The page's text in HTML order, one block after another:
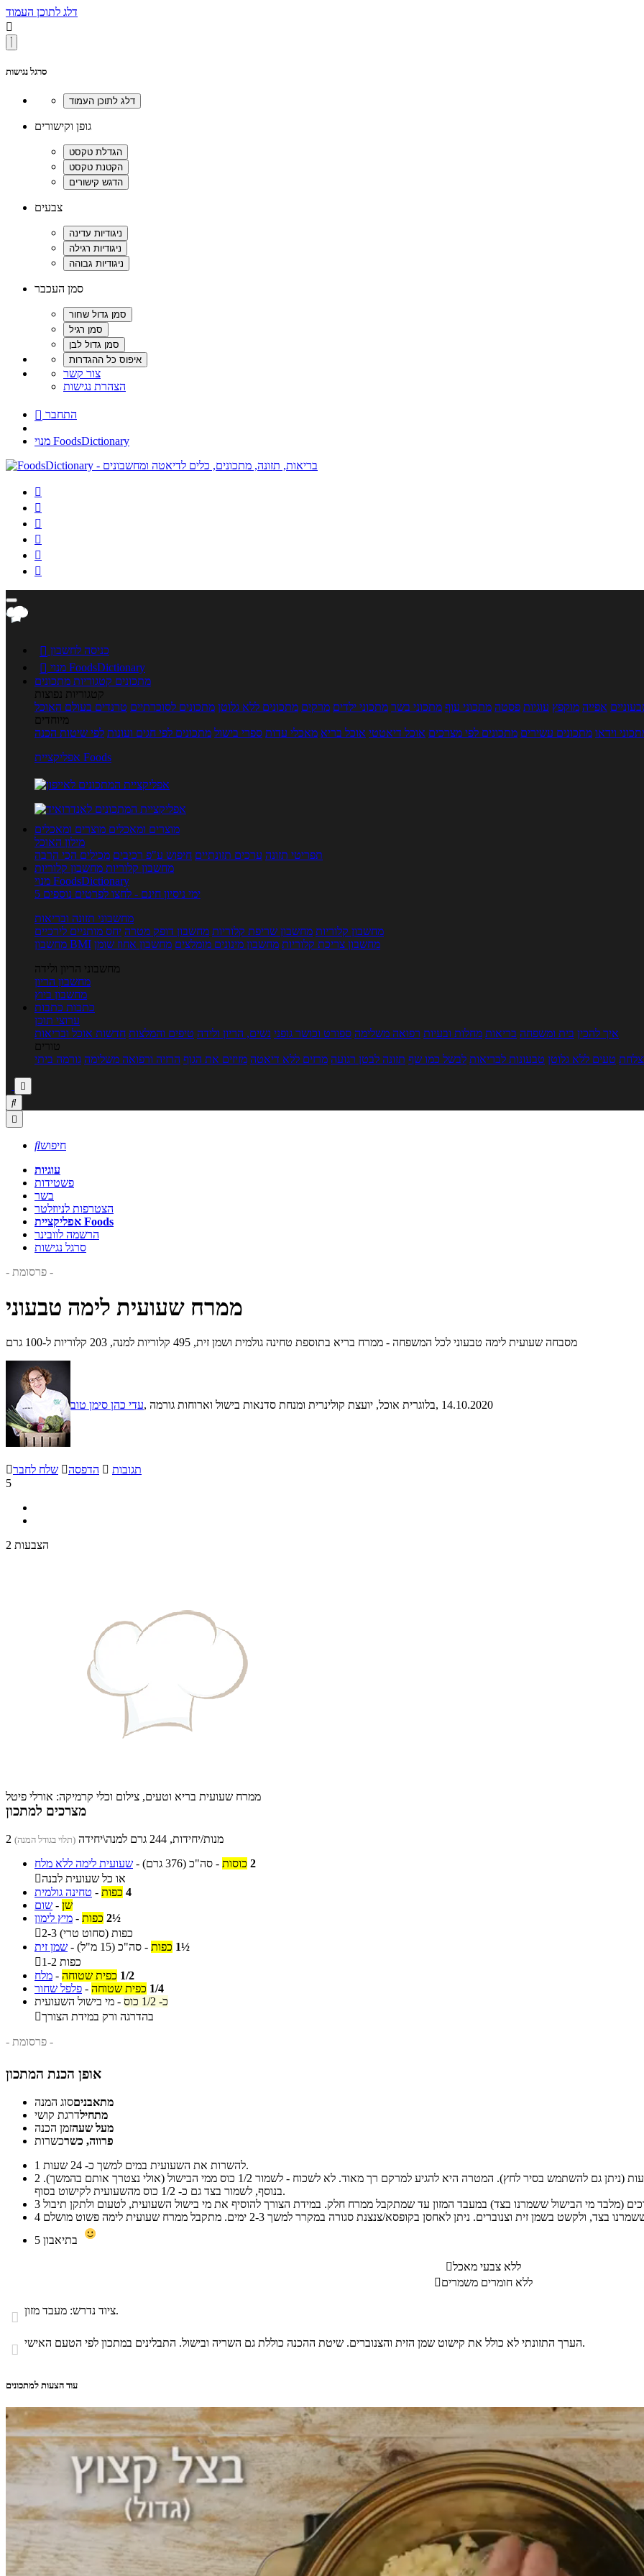
דלג לתוכן העמוד

סרגל נגישות
גופן וקישורים
צבעים
סמן העכבר
צור קשר
הצהרת נגישות
 התחבר
מנוי FoodsDictionary






 כניסה לחשבון

מנוי FoodsDictionary
מתכונים קטגוריות מתכונים
קטגוריות נפוצות
אפייה מוקפץ עוגיות פסטה מתכוני עוף מתכוני בשר מתכוני ילדים מרקים מתכונים ללא גלוטן מתכונים לסוכרתיים טרנדים בעולם האוכל
מיוחדים
וידאו מתכונים עשירים מתכונים לפי מצרכים אוכל דיאטטי אוכל בריא מאכלי עדות ספרי בישול מתכונים לפי חגים ועונות לפי שיטות הכנה
אפליקציית Foods
מוצרים ומאכלים מוצרים ומאכלים
מילון האוכל
תפריטי תזונה ערכים תזונתיים חיפוש ע"פ רכיבים מכילים הכי הרבה
מחשבון קלוריות מחשבון קלוריות
מנוי FoodsDictionary
5 ימי ניסיון חינם - לחצו לפרטים נוספים
מחשבוני תזונה ובריאות
מחשבון קלוריות מחשבון שריפת קלוריות מחשבון דופק מטרה יחס מותניים לירכיים
מחשבון BMI
מחשבון צריכת קלוריות מחשבון מינונים מומלצים מחשבון אחוז שומן
מחשבוני הריון ולידה
מחשבון הריון
מחשבון ביוץ
כתבות כתבות
ערוצי תוכן
איך להכין בית ומשפחה בריאות מחלות ובעיות רפואה משלימה ספורט וכושר גופני נשים, הריון ולידה טיפים והמלצות חדשות אוכל ובריאות
טורים
טעים ללא גלוטן טבעונות לבריאות לבשל כמו שף תזונה לבטן רגועה מרזים ללא דיאטה מזיזים את הגוף הרזיה ורפואה משלימה גורמה ביתי



חיפוש
עוגיות
פשטידות
בשר
הצטרפות לניוזלטר
אפליקציית Foods
הרשמה לוובינר
סרגל נגישות
- פרסומת -
ממרח שעועית לימה טבעוני
מסבחה שעועית לימה טבעוני לכל המשפחה - ממרח בריא בתוספת טחינה גולמית ושמן זית, 495 קלוריות למנה, 203 קלוריות ל-100 גרם
עדי כהן סימן טוב , בלוגרית אוכל, יועצת קולינרית ומנחת סדנאות בישול וארוחות גורמה, 14.10.2020
שלח לחבר הדפסה  תגובות
5
2 הצבעות
ממרח שעועית בריא וטעים, צילום וכלי קרמיקה: אורלי פיטל
מצרכים למתכון
2 מנות/יחידות, 244 גרם למנה\יחידה (תלוי בגודל המנה)
שעועית לימה ללא מלח - 2 כוסות - סה"כ (376 גרם)
או כל שעועית לבנה
טחינה גולמית - 4 כפות
שום - שן
מיץ לימון - 2½ כפות

2-3 כפות (סחוט טרי)
שמן זית - 1½ כפות - סה"כ (15 מ"ל)

1-2 כפות
מלח - 1/2 כפית שטוחה
פלפל שחור - 1/4 כפית שטוחה
מי בישול השעועית -
כ- 1/2 כוס
בהדרגה ורק במידת הצורך
- פרסומת -
אופן הכנת המתכון
מתאבניםסוג המנה
מתחילדרגת קושי
מעל שעהזמן הכנה
פרווה, כשרכשרות
1
להשרות את השעועית במים למשך כ- 24 שעות.
2
בנוסף, לשמור בצד גם כ- 1/2 כוס מהשעועית לקישוט בסוף.
3
4
5
ללא צבעי מאכל
ללא חומרים משמרים
 ציוד נדרש: מעבד מזון.
 הערך התזונתי לא כולל את קישוט שמן הזית והצנוברים. שיטת ההכנה כוללת גם השריה ובישול. התבלינים במתכון לפי הטעם האישי.
עוד הצעות למתכונים